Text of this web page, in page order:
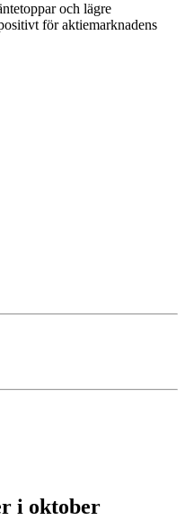
och lägre
för aktiemarknadens
i oktober